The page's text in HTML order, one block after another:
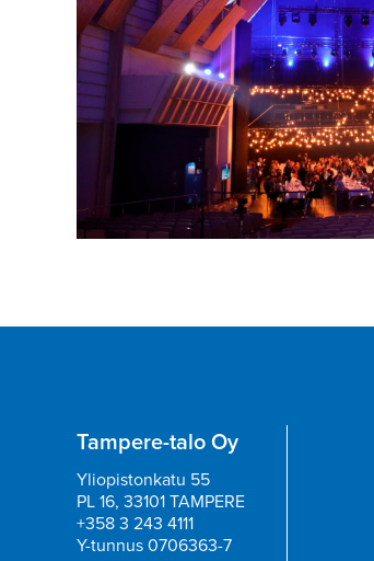
Tampere-talo Oy
Yliopistonkatu 55
PL 16, 33101 TAMPERE
+358 3 243 4111
Y-tunnus 0706363-7